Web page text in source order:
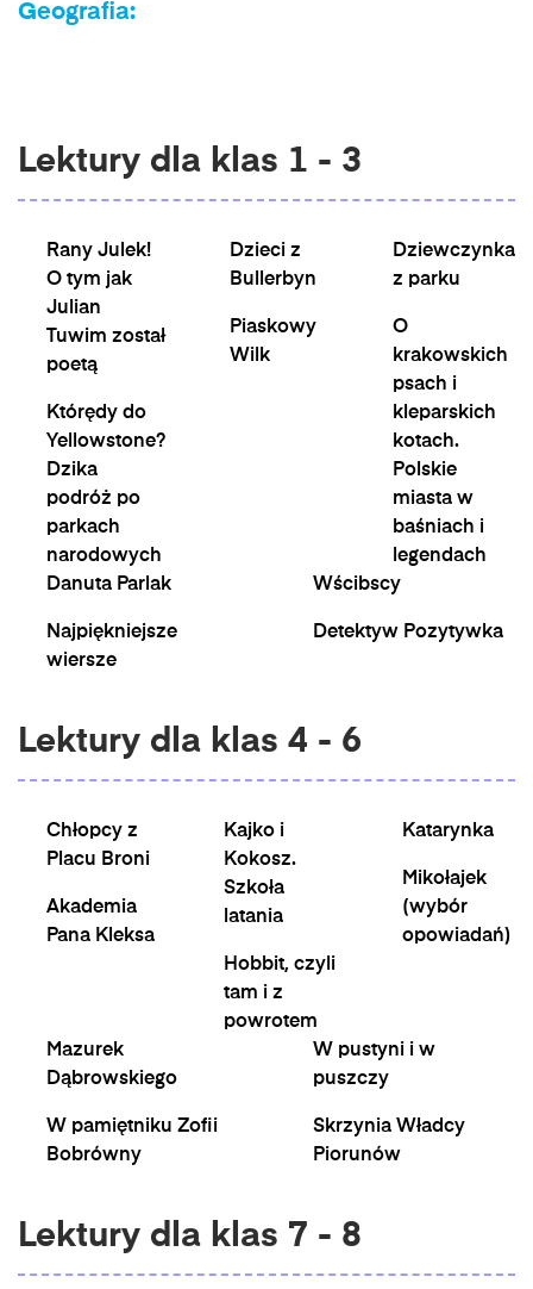
Geografia:
Lektury dla klas 1 - 3
Rany Julek!
O tym jak
Julian
Tuwim został
poetą
Którędy do
Yellowstone?
Dzika
podróż po
parkach
narodowych
Dzieci z
Bullerbyn
Piaskowy
Wilk
Dziewczynka
z parku
O
krakowskich
psach i
kleparskich
kotach.
Polskie
miasta w
baśniach i
legendach
Danuta Parlak
Najpiękniejsze
wiersze
Wścibscy
Detektyw Pozytywka
Lektury dla klas 4 - 6
Chłopcy z
Placu Broni
Akademia
Pana Kleksa
Kajko i
Kokosz.
Szkoła
latania
Hobbit, czyli
tam i z
powrotem
Katarynka
Mikołajek
(wybór
opowiadań)
Mazurek
Dąbrowskiego
W pamiętniku Zofii
Bobrówny
W pustyni i w
puszczy
Skrzynia Władcy
Piorunów
Lektury dla klas 7 - 8